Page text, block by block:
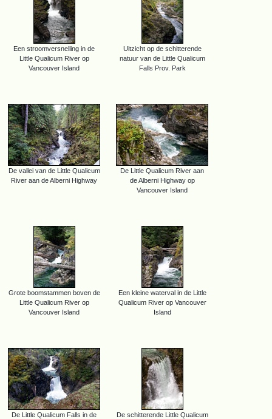
Een stroomversnelling in de
Little Qualicum River op
Vancouver Island
Uitzicht op de schitterende
natuur van de Little Qualicum
Falls Prov. Park
De vallei van de Little Qualicum
River aan de Alberni Highway
De Little Qualicum River aan
de Alberni Highway op
Vancouver Island
Grote boomstammen boven de
Little Qualicum River op
Vancouver Island
Een kleine waterval in de Little
Qualicum River op Vancouver
Island
De Little Qualicum Falls in de
De schitterende Little Qualicum